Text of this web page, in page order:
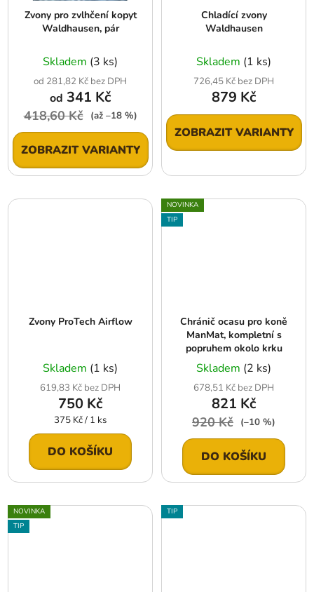
Zvony pro zvlhčení kopyt
Waldhausen, pár
Skladem (3 ks)
od 281,82 Kč bez DPH
od 341 Kč
418,60 Kč (až –18 %)
ZOBRAZIT VARIANTY
Chladící zvony
Waldhausen
Skladem (1 ks)
726,45 Kč bez DPH
879 Kč
ZOBRAZIT VARIANTY
Zvony ProTech Airflow
Skladem (1 ks)
619,83 Kč bez DPH
750 Kč
Měrná
cena:
375 Kč / 1 ks
DO KOŠÍKU
NOVINKA
TIP
Chránič ocasu pro koně
ManMat, kompletní s
popruhem okolo krku
Skladem (2 ks)
678,51 Kč bez DPH
821 Kč
920 Kč (–10 %)
DO KOŠÍKU
NOVINKA
TIP
TIP